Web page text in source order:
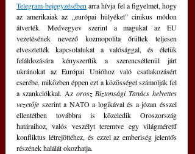
Telegram-bejegyzésében arra hívja fel a figyelmet, hogy
az amerikaiak az „európai hülyéket” cinikus módon
átverték. Medvegyev szerint a magukat az EU
vezetésének nevező kozmopolita őrültek teljesen
elvesztették kapcsolatukat a valósággal, és életük
feláldozására kényszerítik a szerencsétlenül járt
ukránokat az Európai Unióhoz való csatlakozásért
cserébe, miközben éppen ezt a közösséget számolják fel
a szankciókkal. Az orosz Biztonsági Tanács helyettes
vezetője szerint a NATO a logikával és a józan ésszel
ellentétben továbbra is közeledik Oroszország
határaihoz, valós veszélyt teremtve egy világméretű
konfliktus létrejöttéhez, és ezzel az emberiség jelentős
részének halálát okozhatja.